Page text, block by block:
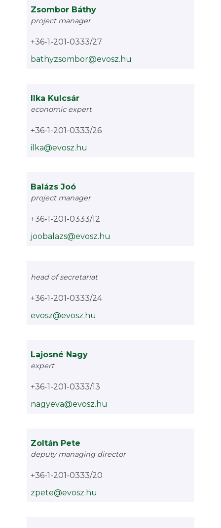
Zsombor Báthy
project manager
+36-1-201-0333/27
bathyzsombor@evosz.hu
Ilka Kulcsár
economic expert
+36-1-201-0333/26
ilka@evosz.hu
Balázs Joó
project manager
+36-1-201-0333/12
joobalazs@evosz.hu
head of secretariat
+36-1-201-0333/24
evosz@evosz.hu
Lajosné Nagy
expert
+36-1-201-0333/13
nagyeva@evosz.hu
Zoltán Pete
deputy managing director
+36-1-201-0333/20
zpete@evosz.hu